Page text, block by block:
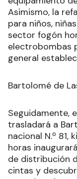
Asimismo, la
para niños,
sector fogón
electrobombas
general
Bartolomé de
Seguidamente,
trasladará a
nacional N.º 81,
horas
de distribución
cintas y